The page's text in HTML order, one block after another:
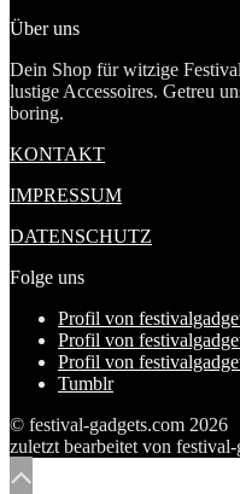
Über uns
Dein Shop für witzige
lustige Accessoires. Getreu
boring.
KONTAKT
IMPRESSUM
DATENSCHUTZ
Folge uns
Profil von
Profil von
Profil von
Tumblr
© festival-gadgets.com 2026
zuletzt bearbeitet von festival-